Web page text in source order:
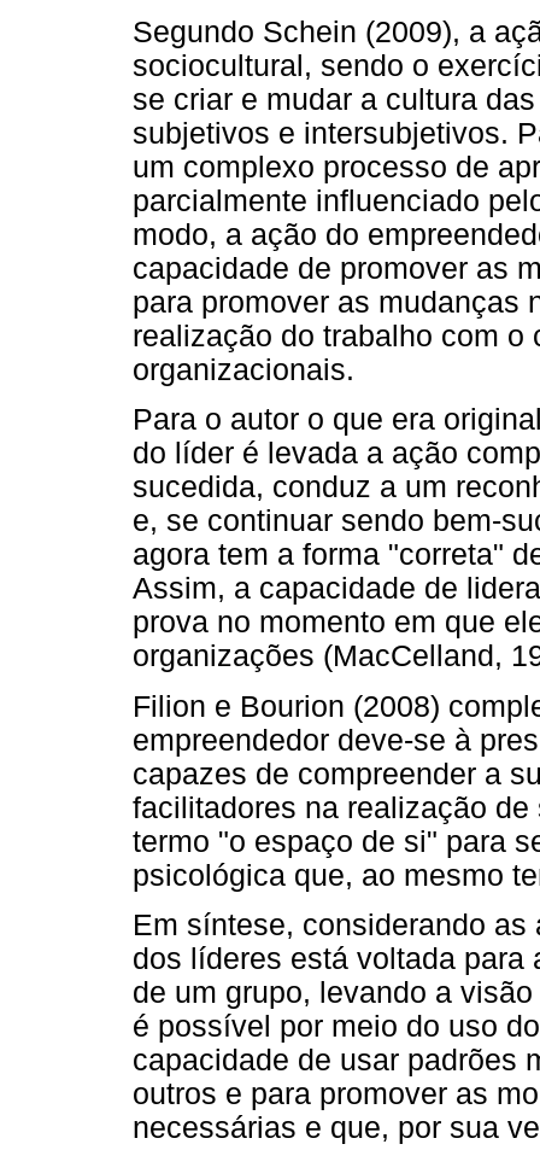
Segundo Schein (2009), a
sociocultural, sendo o
se criar e mudar a cultura
subjetivos e intersubjetivos.
um complexo processo de
parcialmente influenciado
modo, a ação do
capacidade de promover as
para promover as mudanças
realização do trabalho com
organizacionais.
Para o autor o que era
do líder é levada a ação
sucedida, conduz a um
e, se continuar sendo bem-
agora tem a forma "correta"
Assim, a capacidade de
prova no momento em que
organizações (MacCelland,
Filion e Bourion (2008)
empreendedor deve-se à
capazes de compreender a
facilitadores na realização
termo "o espaço de si" para
psicológica que, ao mesmo
Em síntese, considerando
dos líderes está voltada para
de um grupo, levando a
é possível por meio do uso
capacidade de usar padrões
outros e para promover as
necessárias e que, por sua